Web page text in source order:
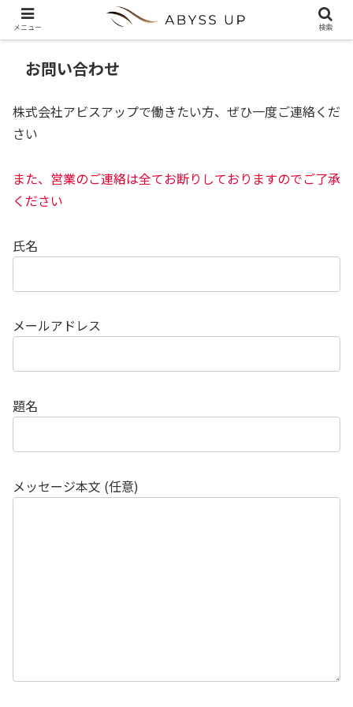
お問い合わせ
株式会社アビスアップで働きたい方、ぜひ一度ご連絡くだ
さい
また、営業のご連絡は全てお断りしておりますのでご了承
ください
氏名
メールアドレス
題名
メッセージ本文 (任意)
メニュー 検索